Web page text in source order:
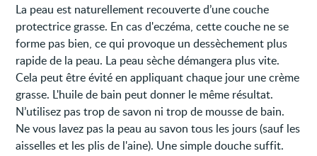
La peau est naturellement recouverte d’une couche
protectrice grasse. En cas d'eczéma, cette couche ne se
forme pas bien, ce qui provoque un dessèchement plus
rapide de la peau. La peau sèche démangera plus vite.
Cela peut être évité en appliquant chaque jour une crème
grasse. L'huile de bain peut donner le même résultat.
N’utilisez pas trop de savon ni trop de mousse de bain.
Ne vous lavez pas la peau au savon tous les jours (sauf les
aisselles et les plis de l'aine). Une simple douche suffit.